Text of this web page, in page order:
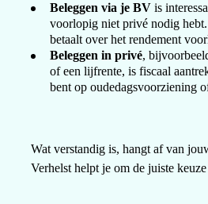
Beleggen via je BV is
voorlopig niet privé nodig
betaalt over het rendement
Beleggen in privé,
of een lijfrente, is fiscaal
bent op oudedagsvoorziening
Wat verstandig is, hangt af van
Verhelst helpt je om de juiste